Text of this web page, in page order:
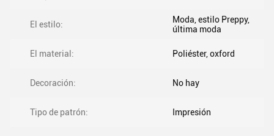
El estilo:
Moda, estilo Preppy,
última moda
El material: Poliéster, oxford
Decoración: No hay
Tipo de patrón: Impresión